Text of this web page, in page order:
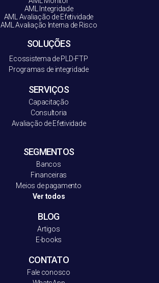
AML Integridade
AML Avaliação de Efetividade
AML Avaliação Interna de Risco
SOLUÇÕES
Ecossistema de PLD-FTP
Programas de integridade
SERVIÇOS
Capacitação
Consultoria
Avaliação de Efetividade
SEGMENTOS
Bancos
Financeiras
Meios de pagamento
Ver todos
BLOG
Artigos
E-books
CONTATO
Fale conosco